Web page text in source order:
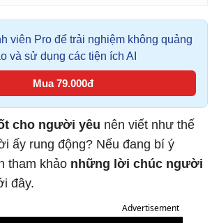
viên Pro để trải nghiệm không quảng
và sử dụng các tiện ích AI
Mua 79.000đ
cho người yêu nên viết như thế
ấy rung động? Nếu đang bí ý
tham khảo những lời chúc người
đây.
Advertisement